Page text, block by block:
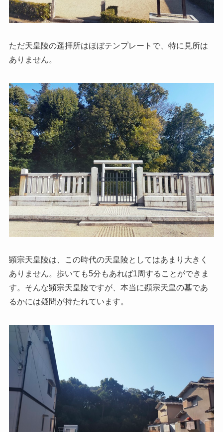
ただ天皇陵の遥拝所はほぼテンプレートで、特に見所は
ありません。
顕宗天皇陵は、この時代の天皇陵としてはあまり大きく
ありません。歩いても5分もあれば1周することができま
す。そんな顕宗天皇陵ですが、本当に顕宗天皇の墓であ
るかには疑問が持たれています。